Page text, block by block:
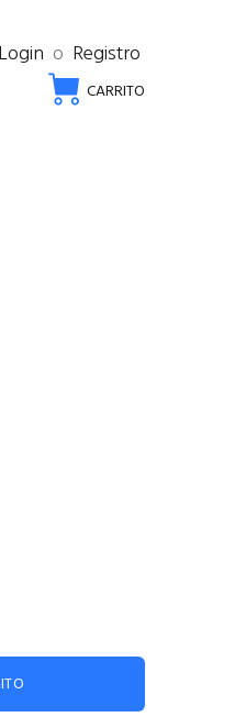
Login o Registro
CARRITO